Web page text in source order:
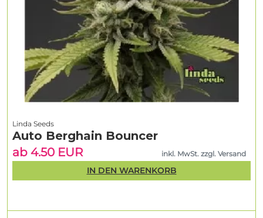
Linda Seeds
Auto Berghain Bouncer
ab 4.50 EUR
inkl. MwSt. zzgl. Versand
IN DEN WARENKORB